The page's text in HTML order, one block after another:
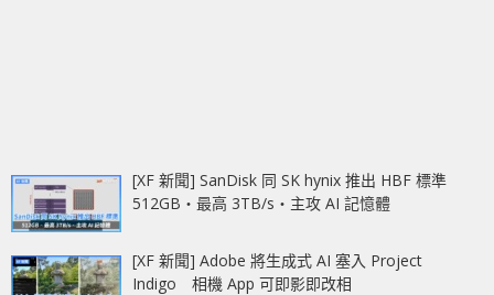
[XF 新聞] SanDisk 同 SK hynix 推出 HBF 標準
512GB‧最高 3TB/s‧主攻 AI 記憶體
[XF 新聞] Adobe 將生成式 AI 塞入 Project
Indigo 相機 App 可即影即改相